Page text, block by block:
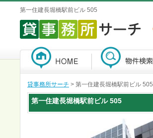
第一住建長堀橋駅前ビル 505
貸事務所サーチ > 第一住建長堀橋駅前ビル 505
第一住建長堀橋駅前ビル505